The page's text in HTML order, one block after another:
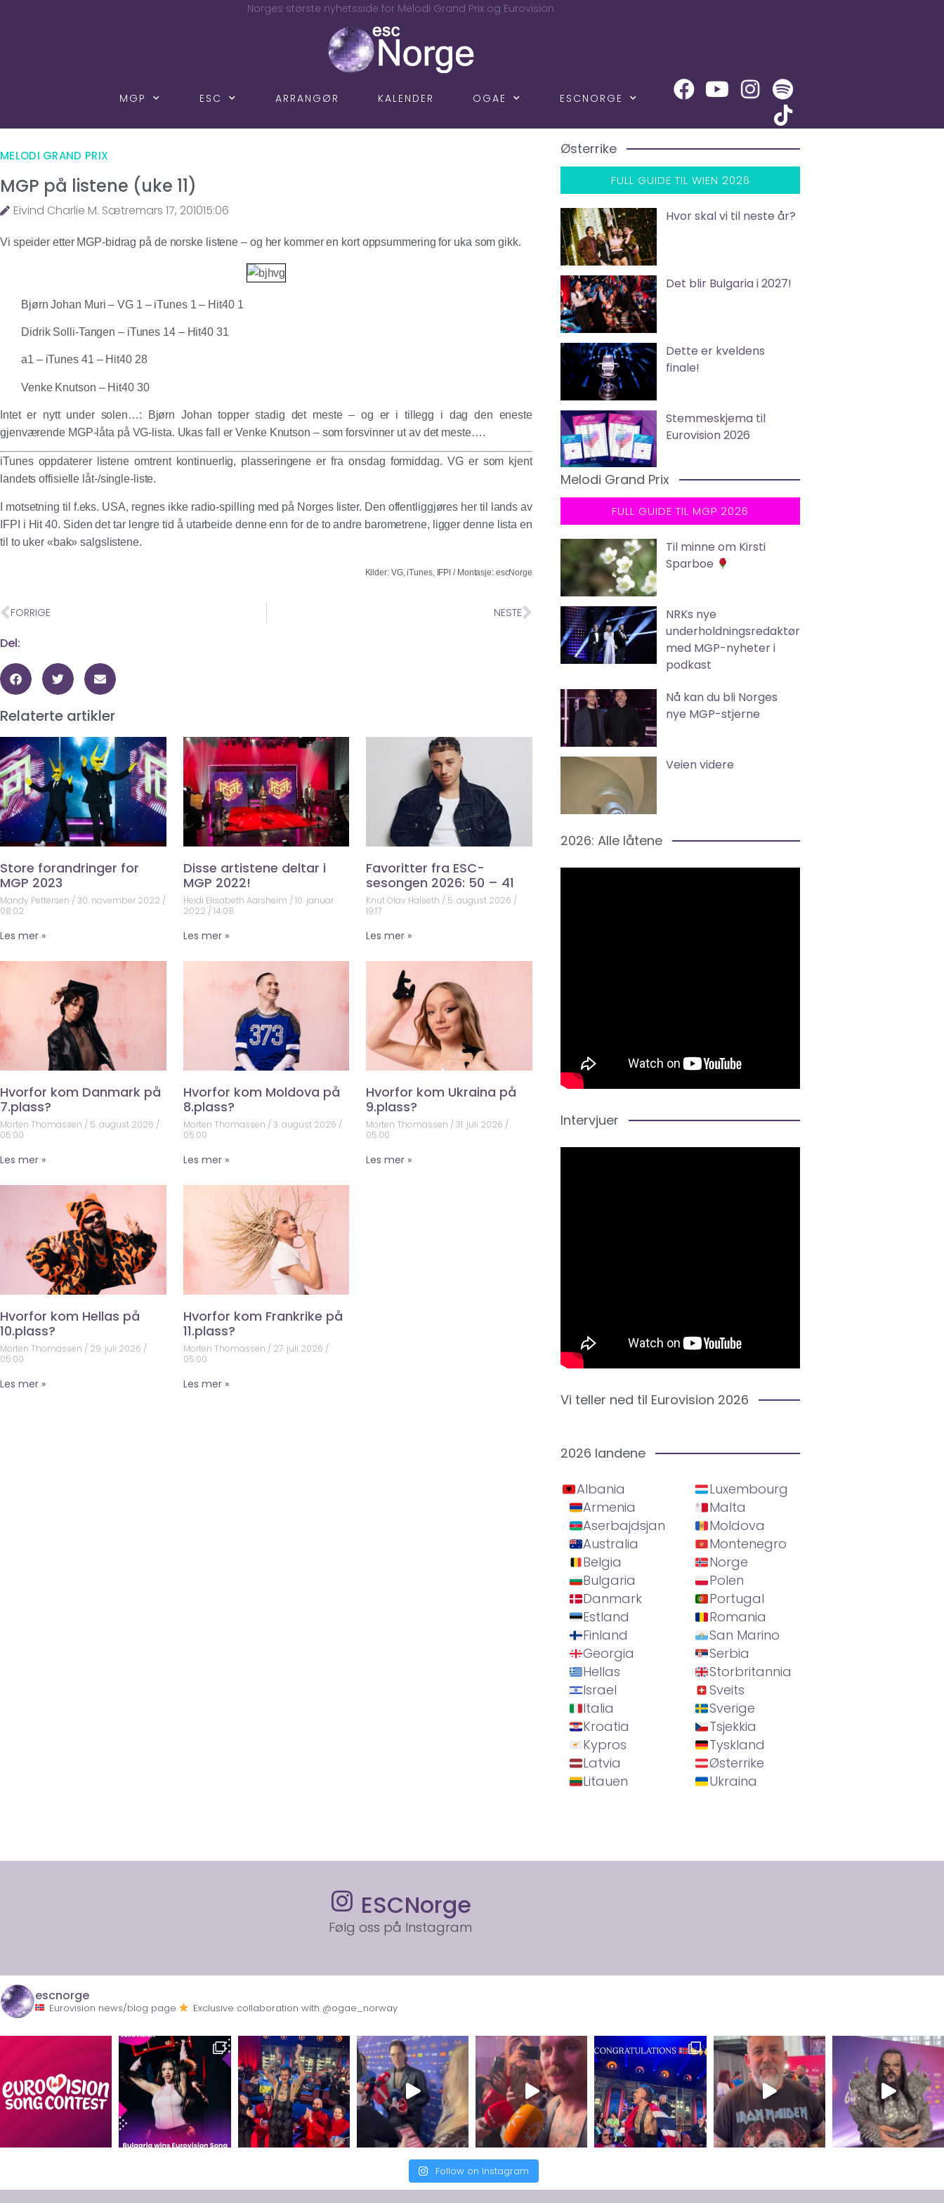
Norges største nyhetsside for Melodi Grand Prix og Eurovision
MGP ESC ARRANGØR KALENDER OGAE ESCNORGE
MELODI GRAND PRIX
MGP på listene (uke 11)
Eivind Charlie M. Sætremars 17, 201015:06
Vi speider etter MGP-bidrag på de norske listene – og her kommer en kort oppsummering for uka som gikk.
Bjørn Johan Muri – VG 1 – iTunes 1 – Hit40 1
Didrik Solli-Tangen – iTunes 14 – Hit40 31
a1 – iTunes 41 – Hit40 28
Venke Knutson – Hit40 30
Intet er nytt under solen…: Bjørn Johan topper stadig det meste – og er i tillegg i dag den eneste
gjenværende MGP-låta på VG-lista. Ukas fall er Venke Knutson – som forsvinner ut av det meste….
iTunes oppdaterer listene omtrent kontinuerlig, plasseringene er fra onsdag formiddag. VG er som kjent
landets offisielle låt-/single-liste.
I motsetning til f.eks. USA, regnes ikke radio-spilling med på Norges lister. Den offentliggjøres her til lands av
IFPI i Hit 40. Siden det tar lengre tid å utarbeide denne enn for de to andre barometrene, ligger denne lista en
til to uker «bak» salgslistene.
Kilder: VG, iTunes, IFPI / Montasje: escNorge
FORRIGE NESTE
Del:
Relaterte artikler
Store forandringer for
MGP 2023
Mandy Pettersen
30. november 2022
08:02
Les mer »
Disse artistene deltar i
MGP 2022!
Heidi Elisabeth Aarsheim 10. januar
2022 14:08
Les mer »
Favoritter fra ESC-
sesongen 2026: 50 – 41
Knut Olav Halseth
5. august 2026
19:17
Les mer »
Hvorfor kom Danmark på
7.plass?
Morten Thomassen
5. august 2026
05:00
Les mer »
Hvorfor kom Moldova på
8.plass?
Morten Thomassen 3. august 2026
05:00
Les mer »
Hvorfor kom Ukraina på
9.plass?
Morten Thomassen
31. juli 2026
05:00
Les mer »
Hvorfor kom Hellas på
10.plass?
Morten Thomassen
29. juli 2026
05:00
Les mer »
Hvorfor kom Frankrike på
11.plass?
Morten Thomassen 27. juli 2026
05:00
Les mer »
Østerrike
FULL GUIDE TIL WIEN 2026
Hvor skal vi til neste år?
Det blir Bulgaria i 2027!
Dette er kveldens
finale!
Stemmeskjema til
Eurovision 2026
Melodi Grand Prix
FULL GUIDE TIL MGP 2026
Til minne om Kirsti
Sparboe
NRKs nye
underholdningsredaktør
med MGP-nyheter i
podkast
Nå kan du bli Norges
nye MGP-stjerne
Veien videre
2026: Alle låtene
Intervjuer
Vi teller ned til Eurovision 2026
2026 landene
Albania
Armenia
Aserbajdsjan
Australia
Belgia
Bulgaria
Danmark
Estland
Finland
Georgia
Hellas
Israel
Italia
Kroatia
Kypros
Latvia
Litauen
Luxembourg
Malta
Moldova
Montenegro
Norge
Polen
Portugal
Romania
San Marino
Serbia
Storbritannia
Sveits
Sverige
Tsjekkia
Tyskland
Østerrike
Ukraina
ESCNorge
Følg oss på Instagram
escnorge
Eurovision news/blog page Exclusive collaboration with @ogae_norway
Follow on Instagram